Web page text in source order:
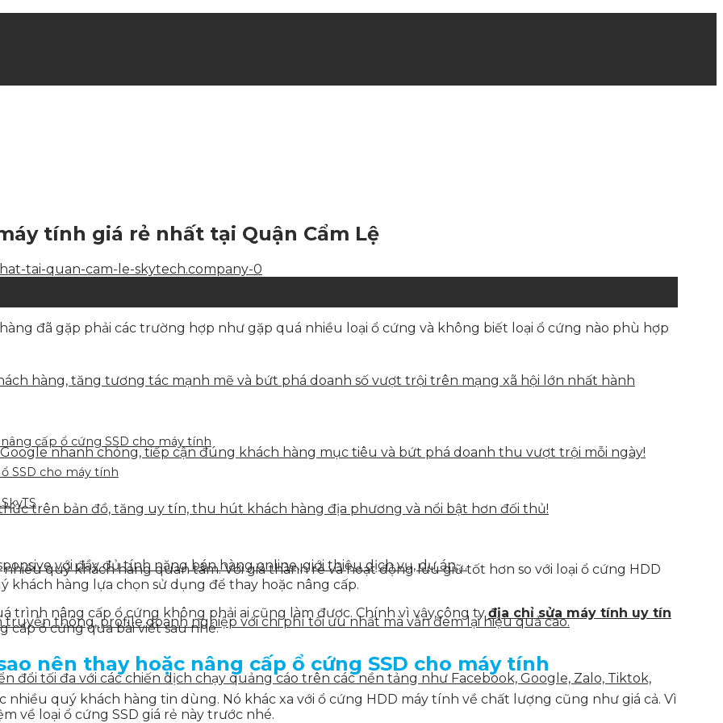
hàng, tăng tương tác mạnh mẽ và bứt phá doanh số vượt trội trên mạng xã hội lớn nhất hành
nhanh chóng, tiếp cận đúng khách hàng mục tiêu và bứt phá doanh thu vượt trội mỗi ngày!
trên bản đồ, tăng uy tín, thu hút khách hàng địa phương và nổi bật hơn đối thủ!
với đầy đủ tính năng bán hàng online, giới thiệu dịch vụ, dự án,…
thông, profile doanh nghiệp với chi phí tối ưu nhất mà vẫn đem lại hiệu quả cao.
đổi tối đa với các chiến dịch chạy quảng cáo trên các nền tảng như Facebook, Google, Zalo, Tiktok,
tính giá rẻ nhất tại Quận Cẩm Lệ
đã gặp phải các trường hợp như gặp quá nhiều loại ổ cứng và không biết loại ổ cứng nào phù hợp
cấp ổ cứng SSD cho máy tính
SSD cho máy tính
quý khách hàng quan tâm. Với giá thành rẻ và hoạt động lưu giữ tốt hơn so với loại ổ cứng HDD
khách hàng lựa chọn sử dụng để thay hoặc nâng cấp.
trình nâng cấp ổ cứng không phải ai cũng làm được. Chính vì vậy,công tyđịa chỉ sửa máy tính uy tín
cấp ổ cứng qua bài viết sau nhé.
nên thay hoặc nâng cấp ổ cứng SSD cho máy tính
nhiều quý khách hàng tin dùng. Nó khác xa với ổ cứng HDD máy tính về chất lượng cũng như giá cả. Vì
về loại ổ cứng SSD giá rẻ này trước nhé.